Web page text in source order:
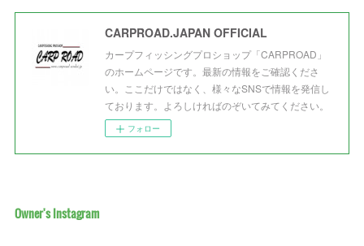
CARPROAD.JAPAN OFFICIAL
カープフィッシングプロショップ「CARPROAD」
のホームページです。最新の情報をご確認くださ
い。ここだけではなく、様々なSNSで情報を発信し
ております。よろしければのぞいてみてください。
フォロー
Owner's Instagram